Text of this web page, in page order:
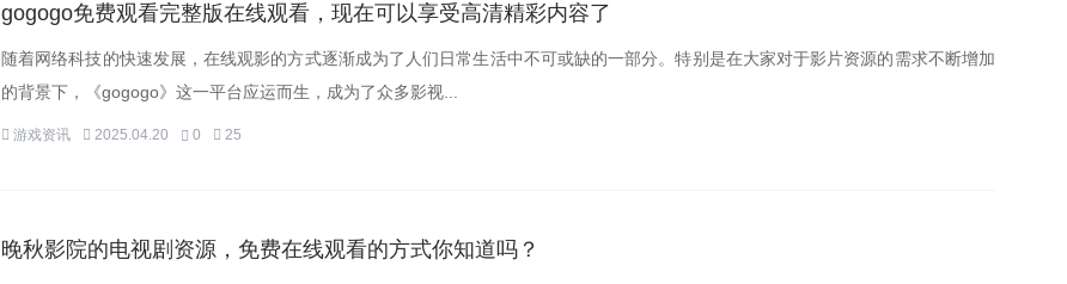
gogogo免费观看完整版在线观看，现在可以享受高清精彩内容了
随着网络科技的快速发展，在线观影的方式逐渐成为了人们日常生活中不可或缺的一部分。特别是在大家对于影片资源的需求不断增加
的背景下，《gogogo》这一平台应运而生，成为了众多影视...
游戏资讯 2025.04.20 0 25
晚秋影院的电视剧资源，免费在线观看的方式你知道吗？